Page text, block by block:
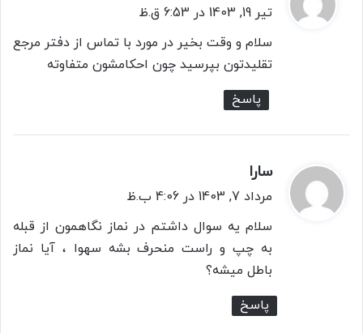
ف
ت
تیر 19, 1403 در 6:53 ق.ظ
سلام و وقت بخیر در مورد با تماس از دفتر مرجع
تقلیدتون بپرسید چون احکامشون متفاوته
پاسخ
سارا
ف
:
مرداد 7, 1403 در 4:06 ب.ظ
سلام یه سوال داشتم در نماز نگاهمون از قبله
به چپ و راست منحرف بشه سهوا ، آیا نماز
باطل میشه؟
پاسخ